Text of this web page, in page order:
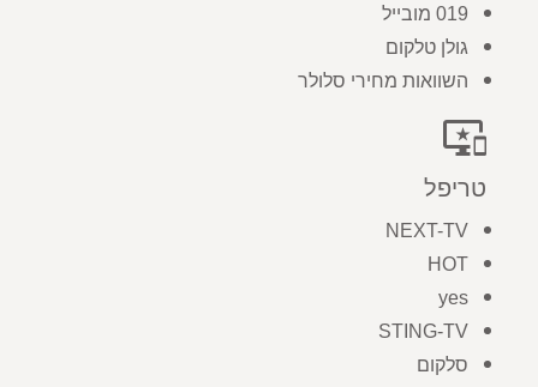
019 מובייל
גולן טלקום
השוואות מחירי סלולר
important_devices
טריפל
NEXT-TV
HOT
yes
STING-TV
סלקום